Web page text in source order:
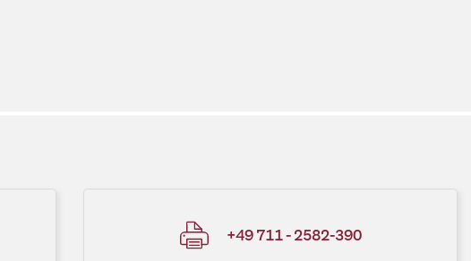
+49 711 - 2582-390